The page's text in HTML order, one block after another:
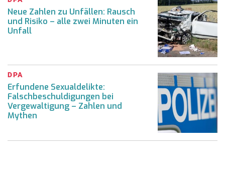
Neue Zahlen zu Unfällen: Rausch
und Risiko – alle zwei Minuten ein
Unfall
DPA
Erfundene Sexualdelikte:
Falschbeschuldigungen bei
Vergewaltigung – Zahlen und
Mythen